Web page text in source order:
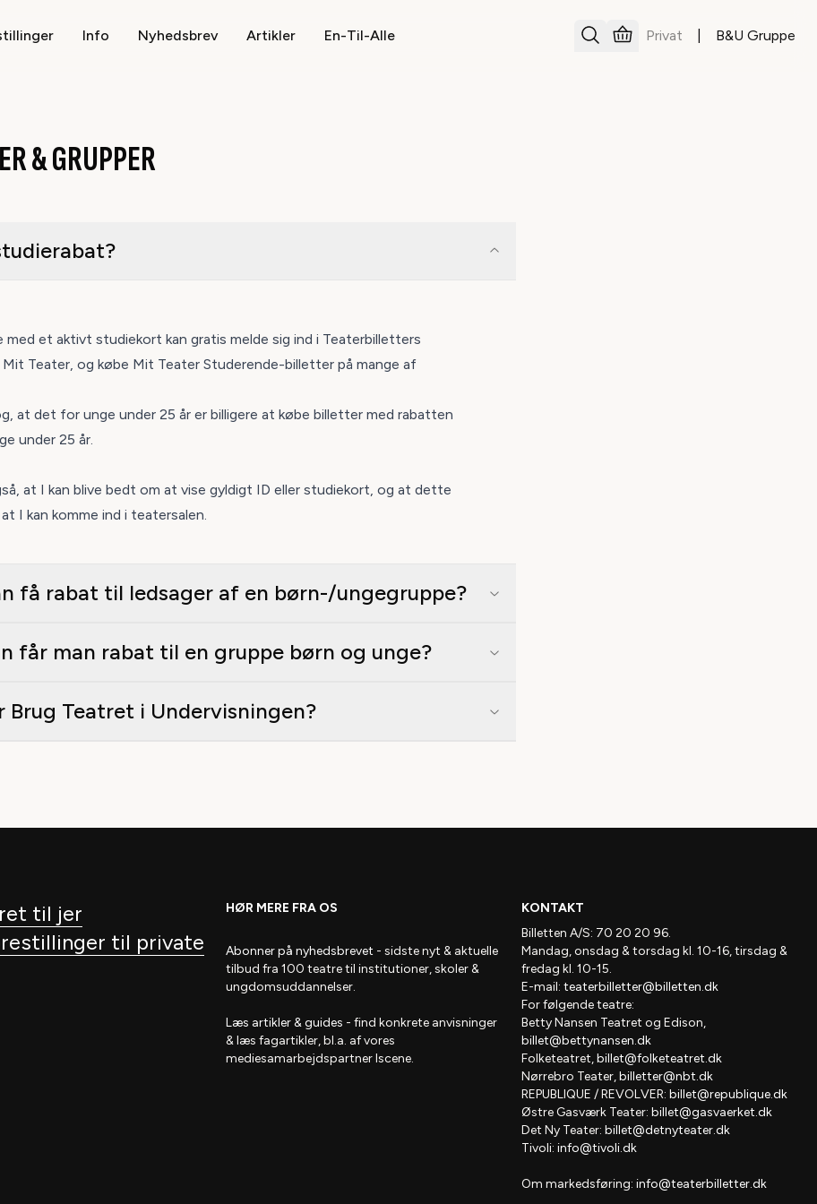
Info Nyhedsbrev Artikler En-Til-Alle Privat B&U Gruppe
& GRUPPER
med et aktivt studiekort kan gratis melde sig ind i Teaterbilletters
Mit Teater, og købe Mit Teater Studerende-billetter på mange af
at det for unge under 25 år er billigere at købe billetter med rabatten
under 25 år.
at I kan blive bedt om at vise gyldigt ID eller studiekort, og at dette
I kan komme ind i teatersalen.
man få rabat til ledsager af en børn-/ungegruppe?
får man rabat til en gruppe børn og unge?
Brug Teatret i Undervisningen?
til jer
til private
HØR MERE FRA OS
Abonner på nyhedsbrevet - sidste nyt & aktuelle
tilbud fra 100 teatre til institutioner, skoler &
ungdomsuddannelser.
Læs artikler & guides - find konkrete anvisninger
& læs fagartikler, bl.a. af vores
mediesamarbejdspartner Iscene.
KONTAKT
Billetten A/S: 70 20 20 96.
Mandag, onsdag & torsdag kl. 10-16, tirsdag &
fredag kl. 10-15.
E-mail: teaterbilletter@billetten.dk
For følgende teatre:
Betty Nansen Teatret og Edison,
billet@bettynansen.dk
Folketeatret,billet@folketeatret.dk
Nørrebro Teater,billetter@nbt.dk
REPUBLIQUE / REVOLVER: billet@republique.dk
Østre Gasværk Teater: billet@gasvaerket.dk
Det Ny Teater: billet@detnyteater.dk
Tivoli: info@tivoli.dk
Om markedsføring: info@teaterbilletter.dk